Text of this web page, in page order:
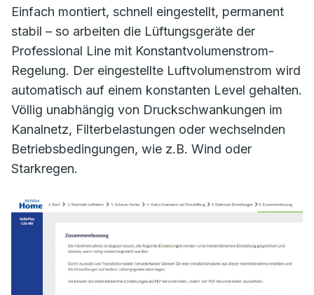
Einfach montiert, schnell eingestellt, permanent
stabil – so arbeiten die Lüftungsgeräte der
Professional Line mit Konstantvolumenstrom-
Regelung. Der eingestellte Luftvolumenstrom wird
automatisch auf einem konstanten Level gehalten.
Völlig unabhängig von Druckschwankungen im
Kanalnetz, Filterbelastungen oder wechselnden
Betriebsbedingungen, wie z.B. Wind oder
Starkregen.